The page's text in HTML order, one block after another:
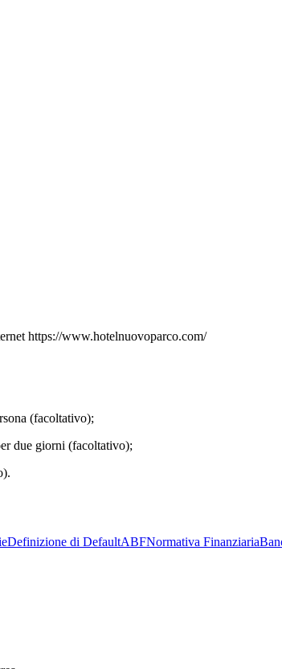
https://www.hotelnuovoparco.com/
(facoltativo);
due giorni (facoltativo);
Definizione di DefaultABFNormativa Finanziaria